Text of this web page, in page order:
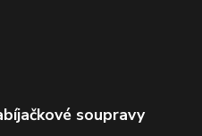
soupravy